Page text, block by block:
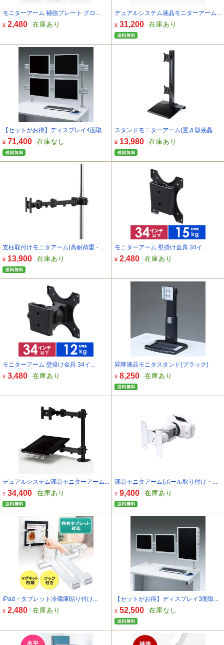
モニターアーム 補強プレート グロ...
¥ 2,480 在庫あり
デュアルシステム液晶モニターアーム...
¥ 31,200 在庫あり
【セットがお得】ディスプレイ4面取...
¥ 71,400 在庫なし
スタンドモニターアーム(置き型液晶...
¥ 13,980 在庫あり
支柱取付けモニタアーム(高耐荷重・...
¥ 13,900 在庫あり
モニターアーム 壁掛け金具 34イ...
¥ 2,480 在庫あり
モニターアーム 壁掛け金具 34イ...
¥ 3,480 在庫あり
昇降液晶モニタスタンド(ブラック)
¥ 8,250 在庫あり
デュアルシステム液晶モニターアーム...
¥ 34,400 在庫あり
液晶モニタアーム(ポール取り付け・...
¥ 9,400 在庫あり
iPad・タブレット冷蔵庫貼り付け...
¥ 2,480 在庫あり
【セットがお得】ディスプレイ3面取...
¥ 52,500 在庫なし